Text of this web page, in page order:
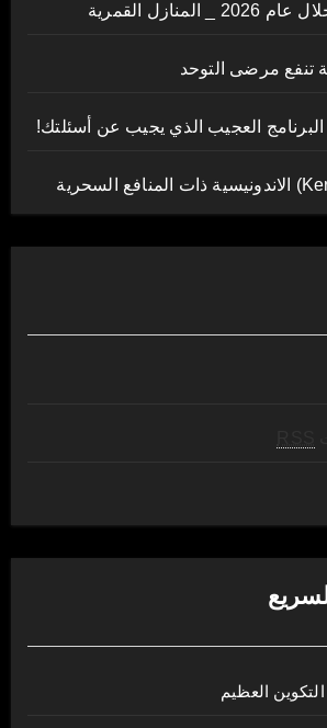
القمرية
تنفع مرضى التوحد
العجيب الذي يجيب عن أسئلتك!
العظيم